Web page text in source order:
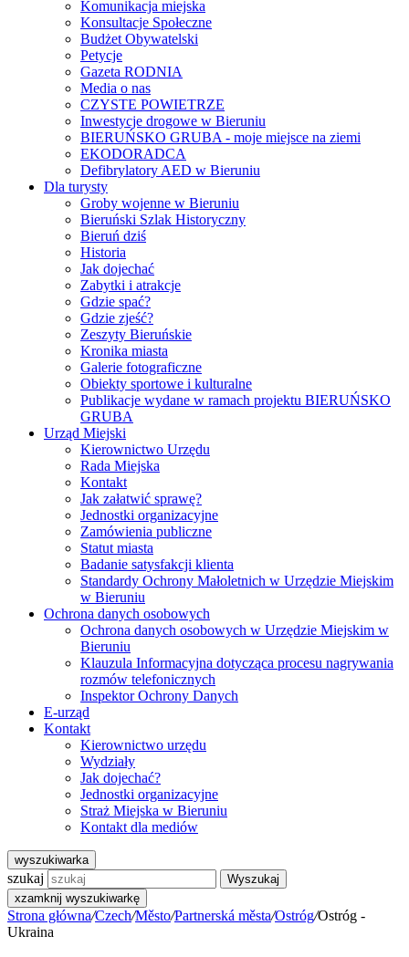
Komunikacja miejska
Konsultacje Społeczne
Budżet Obywatelski
Petycje
Gazeta RODNIA
Media o nas
CZYSTE POWIETRZE
Inwestycje drogowe w Bieruniu
BIERUŃSKO GRUBA - moje miejsce na ziemi
EKODORADCA
Defibrylatory AED w Bieruniu
Dla turysty
Groby wojenne w Bieruniu
Bieruński Szlak Historyczny
Bieruń dziś
Historia
Jak dojechać
Zabytki i atrakcje
Gdzie spać?
Gdzie zjeść?
Zeszyty Bieruńskie
Kronika miasta
Galerie fotograficzne
Obiekty sportowe i kulturalne
Publikacje wydane w ramach projektu BIERUŃSKO
GRUBA
Urząd Miejski
Kierownictwo Urzędu
Rada Miejska
Kontakt
Jak załatwić sprawę?
Jednostki organizacyjne
Zamówienia publiczne
Statut miasta
Badanie satysfakcji klienta
Standardy Ochrony Małoletnich w Urzędzie Miejskim
w Bieruniu
Ochrona danych osobowych
Ochrona danych osobowych w Urzędzie Miejskim w
Bieruniu
Klauzula Informacyjna dotycząca procesu nagrywania
rozmów telefonicznych
Inspektor Ochrony Danych
E-urząd
Kontakt
Kierownictwo urzędu
Wydziały
Jak dojechać?
Jednostki organizacyjne
Straż Miejska w Bieruniu
Kontakt dla mediów
wyszukiwarka
szukaj
Wyszukaj
xzamknij wyszukiwarkę
Strona główna/Czech/Město/Partnerská města/Ostróg/Ostróg -
Ukraina